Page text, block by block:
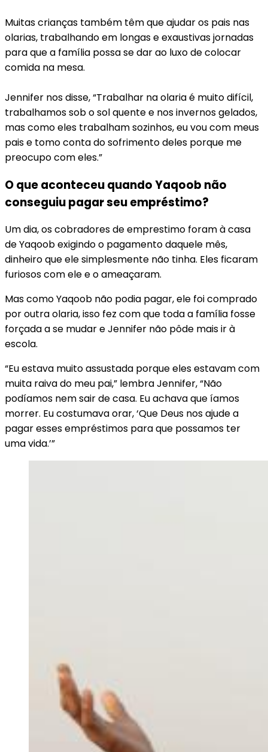
Muitas crianças também têm que ajudar os pais nas
olarias, trabalhando em longas e exaustivas jornadas
para que a família possa se dar ao luxo de colocar
comida na mesa.
Jennifer nos disse, “Trabalhar na olaria é muito difícil,
trabalhamos sob o sol quente e nos invernos gelados,
mas como eles trabalham sozinhos, eu vou com meus
pais e tomo conta do sofrimento deles porque me
preocupo com eles.”
O que aconteceu quando Yaqoob não
conseguiu pagar seu empréstimo?
Um dia, os cobradores de emprestimo foram à casa
de Yaqoob exigindo o pagamento daquele mês,
dinheiro que ele simplesmente não tinha. Eles ficaram
furiosos com ele e o ameaçaram.
Mas como Yaqoob não podia pagar, ele foi comprado
por outra olaria, isso fez com que toda a família fosse
forçada a se mudar e Jennifer não pôde mais ir à
escola.
“Eu estava muito assustada porque eles estavam com
muita raiva do meu pai,” lembra Jennifer, “Não
podíamos nem sair de casa. Eu achava que íamos
morrer. Eu costumava orar, ‘Que Deus nos ajude a
pagar esses empréstimos para que possamos ter
uma vida.’”